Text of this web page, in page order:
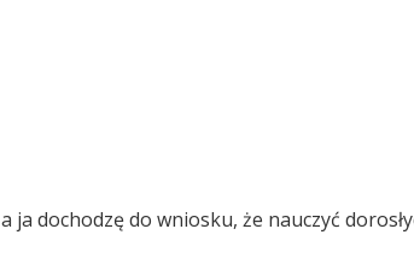
ja dochodzę do wniosku, że nauczyć